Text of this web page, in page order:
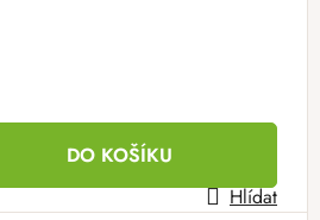
DO KOŠÍKU
Hlídat